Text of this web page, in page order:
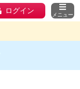
ログイン メニュー